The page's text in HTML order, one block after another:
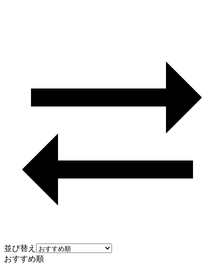
並び替え
おすすめ順